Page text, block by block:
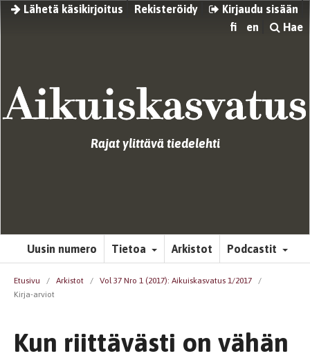
Lähetä käsikirjoitus Rekisteröidy
Kirjaudu sisään
fi
en Hae
Rajat ylittävä tiedelehti
Uusin numero Tietoa Arkistot Podcastit
Etusivu / Arkistot / Vol 37 Nro 1 (2017): Aikuiskasvatus 1/2017
/
Kirja-arviot
Kun riittävästi on vähän